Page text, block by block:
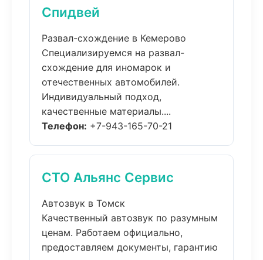
Спидвей
Развал-схождение в Кемерово
Специализируемся на развал-
схождение для иномарок и
отечественных автомобилей.
Индивидуальный подход,
качественные материалы....
Телефон: +7-943-165-70-21
СТО Альянс Сервис
Автозвук в Томск
Качественный автозвук по разумным
ценам. Работаем официально,
предоставляем документы, гарантию